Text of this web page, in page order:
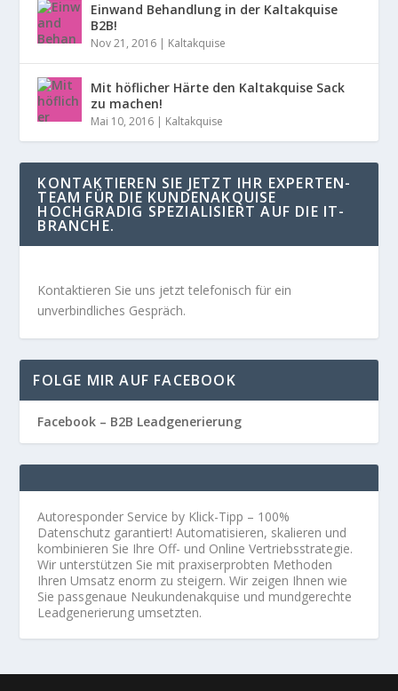
Einwand Behandlung in der Kaltakquise
B2B!
Nov 21, 2016 | Kaltakquise
Mit höflicher Härte den Kaltakquise Sack
zu machen!
Mai 10, 2016 | Kaltakquise
KONTAKTIEREN SIE JETZT IHR EXPERTEN-
TEAM FÜR DIE KUNDENAKQUISE
HOCHGRADIG SPEZIALISIERT AUF DIE IT-
BRANCHE.
Kontaktieren Sie uns jetzt telefonisch für ein
unverbindliches Gespräch.
FOLGE MIR AUF FACEBOOK
Facebook – B2B Leadgenerierung
Autoresponder Service by Klick-Tipp – 100%
Datenschutz garantiert! Automatisieren, skalieren und
kombinieren Sie Ihre Off- und Online Vertriebsstrategie.
Wir unterstützen Sie mit praxiserprobten Methoden
Ihren Umsatz enorm zu steigern. Wir zeigen Ihnen wie
Sie passgenaue Neukundenakquise und mundgerechte
Leadgenerierung umsetzten.